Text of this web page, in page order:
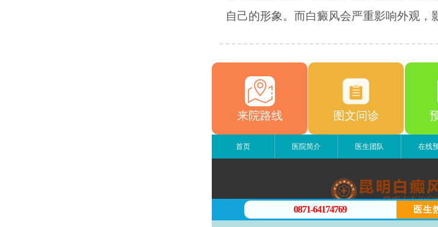
自己的形象。而白癜风会严重影响外观，
来院路线 图文问诊
首页 医院简介 医生团队 在线
昆明白癜风医院
0871-64174769 医生